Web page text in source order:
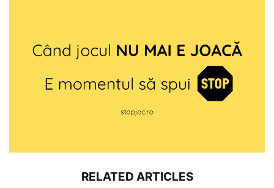
RELATED ARTICLES